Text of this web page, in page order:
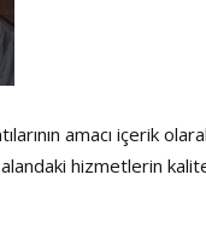
amacı içerik
hizmetlerin